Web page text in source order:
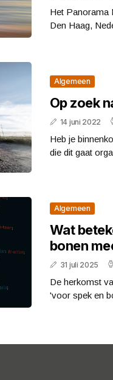
Het Panorama
Den Haag,
Algemeen
Op zoek
14 juni 2022
Heb je
die dit gaat
Algemeen
Wat
bonen
31 juli 2025
De herkomst
'voor spek en